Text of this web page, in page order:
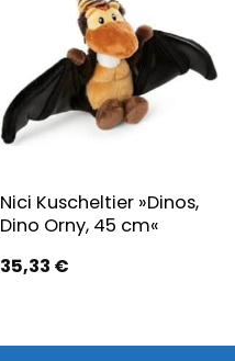
Nici Kuscheltier »Dinos,
Dino Orny, 45 cm«
35,33 €